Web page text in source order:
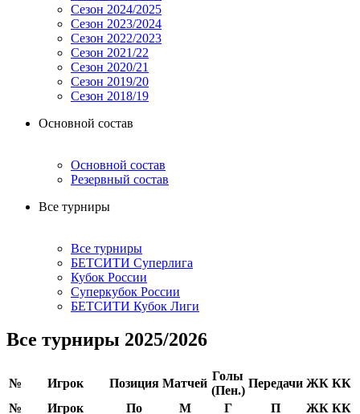
Сезон 2024/2025
Сезон 2023/2024
Сезон 2022/2023
Сезон 2021/22
Сезон 2020/21
Сезон 2019/20
Сезон 2018/19
Основной состав
Основной состав
Резервный состав
Все турниры
Все турниры
БЕТСИТИ Суперлига
Кубок России
Суперкубок России
БЕТСИТИ Кубок Лиги
Все турниры 2025/2026
№ Игрок Позиция Матчей
Голы
(Пен.)
Передачи ЖК КК
№
Игрок По M Г П ЖК КК